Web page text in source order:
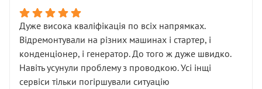
Дуже висока кваліфікація по всіх напрямках.
Відремонтували на різних машинах і стартер, і
конденціонер, і генератор. До того ж дуже швидко.
Навіть усунули проблему з проводкою. Усі інщі
сервіси тільки погіршували ситуацію